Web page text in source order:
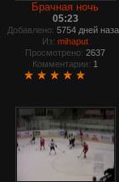
Брачная ночь
05:23
Добавлено: 5754 дней
Из: mihaput
Просмотрено: 2637
Комментарии: 1